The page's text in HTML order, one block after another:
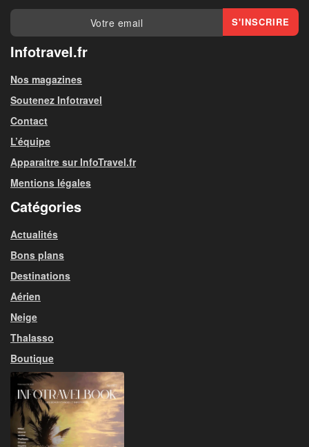
Infotravel.fr
Nos magazines
Soutenez Infotravel
Contact
L’équipe
Apparaitre sur InfoTravel.fr
Mentions légales
Catégories
Actualités
Bons plans
Destinations
Aérien
Neige
Thalasso
Boutique